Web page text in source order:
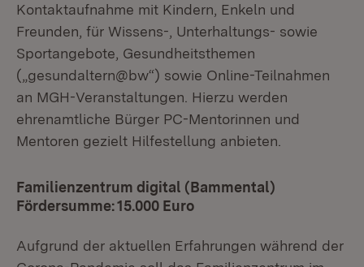
Kontaktaufnahme mit Kindern, Enkeln und
Freunden, für Wissens-, Unterhaltungs- sowie
Sportangebote, Gesundheitsthemen
(„gesundaltern@bw“) sowie Online-Teilnahmen
an MGH-Veranstaltungen. Hierzu werden
ehrenamtliche Bürger PC-Mentorinnen und
Mentoren gezielt Hilfestellung anbieten.
Familienzentrum digital (Bammental)
Fördersumme: 15.000 Euro
Aufgrund der aktuellen Erfahrungen während der